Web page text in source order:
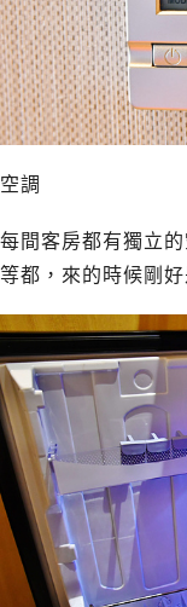
空調
每間客房都有獨立
等都，來的時候剛